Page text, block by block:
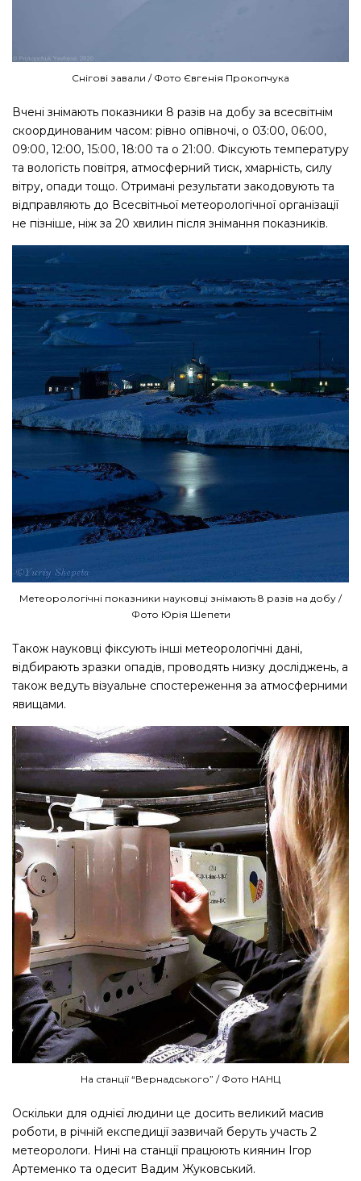
Снігові завали / Фото Євгенія Прокопчука
Вчені знімають показники 8 разів на добу за всесвітнім
скоординованим часом: рівно опівночі, о 03:00, 06:00,
09:00, 12:00, 15:00, 18:00 та о 21:00. Фіксують температуру
та вологість повітря, атмосферний тиск, хмарність, силу
вітру, опади тощо. Отримані результати закодовують та
відправляють до Всесвітньої метеорологічної організації
не пізніше, ніж за 20 хвилин після знімання показників.
Метеорологічні показники науковці знімають 8 разів на добу /
Фото Юрія Шепети
Також науковці фіксують інші метеорологічні дані,
відбирають зразки опадів, проводять низку досліджень, а
також ведуть візуальне спостереження за атмосферними
явищами.
На станції “Вернадського” / Фото НАНЦ
Оскільки для однієї людини це досить великий масив
роботи, в річній експедиції зазвичай беруть участь 2
метеорологи. Нині на станції працюють киянин Ігор
Артеменко та одесит Вадим Жуковський.